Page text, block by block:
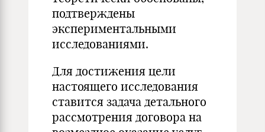
подтверждены
экспериментальными
исследованиями.
Для достижения цели
настоящего исследования
ставится задача детального
рассмотрения договора на